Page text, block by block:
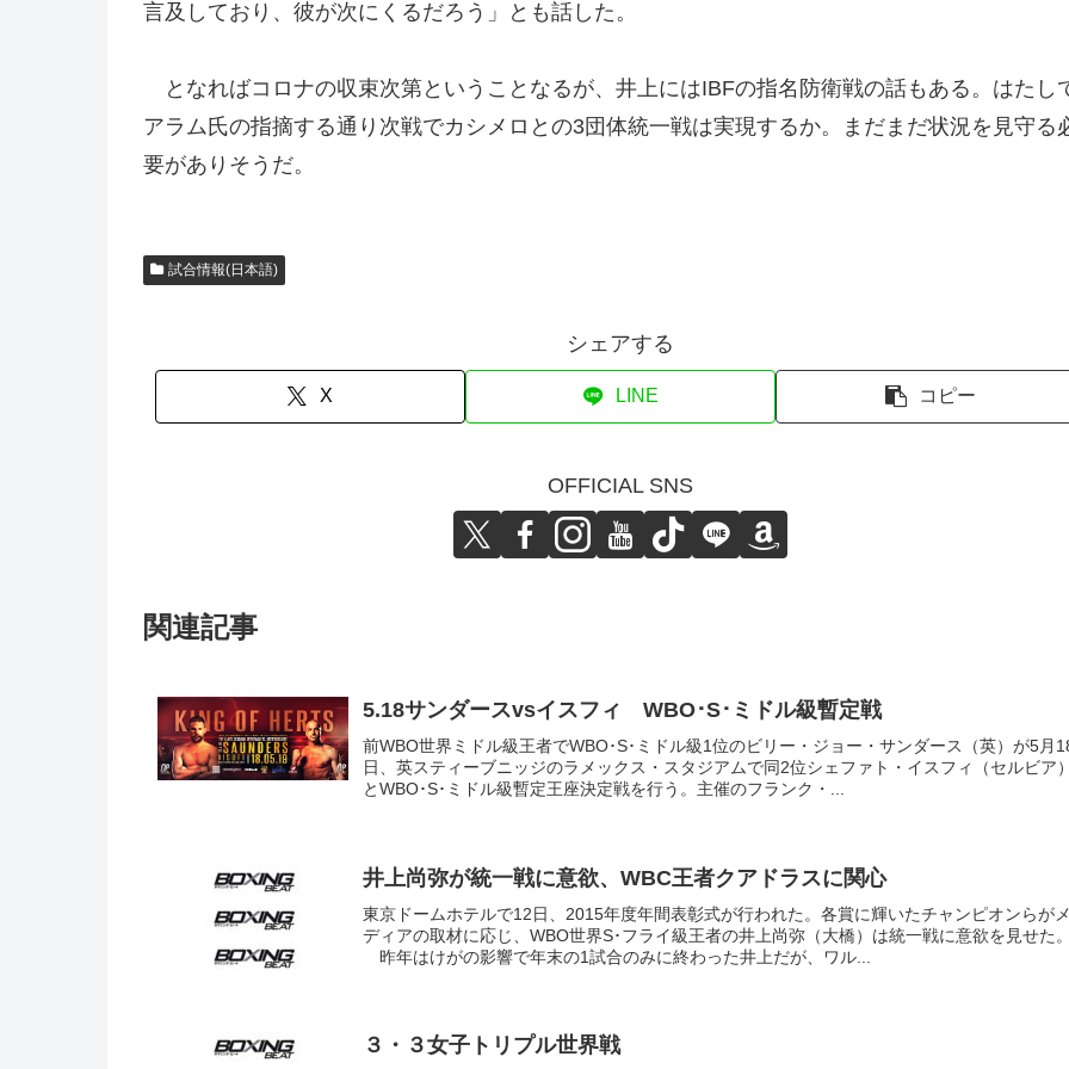
言及しており、彼が次にくるだろう」とも話した。
となればコロナの収束次第ということなるが、井上にはIBFの指名防衛戦の話もある。はたし
アラム氏の指摘する通り次戦でカシメロとの3団体統一戦は実現するか。まだまだ状況を見守る
要がありそうだ。
試合情報(日本語)
シェアする
X LINE コピー
OFFICIAL SNS
関連記事
5.18サンダースvsイスフィ WBO･S･ミドル級暫定戦
前WBO世界ミドル級王者でWBO･S･ミドル級1位のビリー・ジョー・サンダース（英）が5月
日、英スティーブニッジのラメックス・スタジアムで同2位シェファト・イスフィ（セルビア
とWBO･S･ミドル級暫定王座決定戦を行う。主催のフランク・...
井上尚弥が統一戦に意欲、WBC王者クアドラスに関心
東京ドームホテルで12日、2015年度年間表彰式が行われた。各賞に輝いたチャンピオンらが
ディアの取材に応じ、WBO世界S･フライ級王者の井上尚弥（大橋）は統一戦に意欲を見せた
昨年はけがの影響で年末の1試合のみに終わった井上だが、ワル...
３・３女子トリプル世界戦